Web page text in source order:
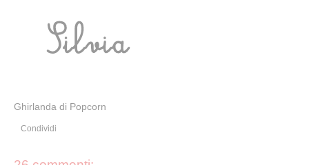
Ghirlanda di Popcorn
Condividi